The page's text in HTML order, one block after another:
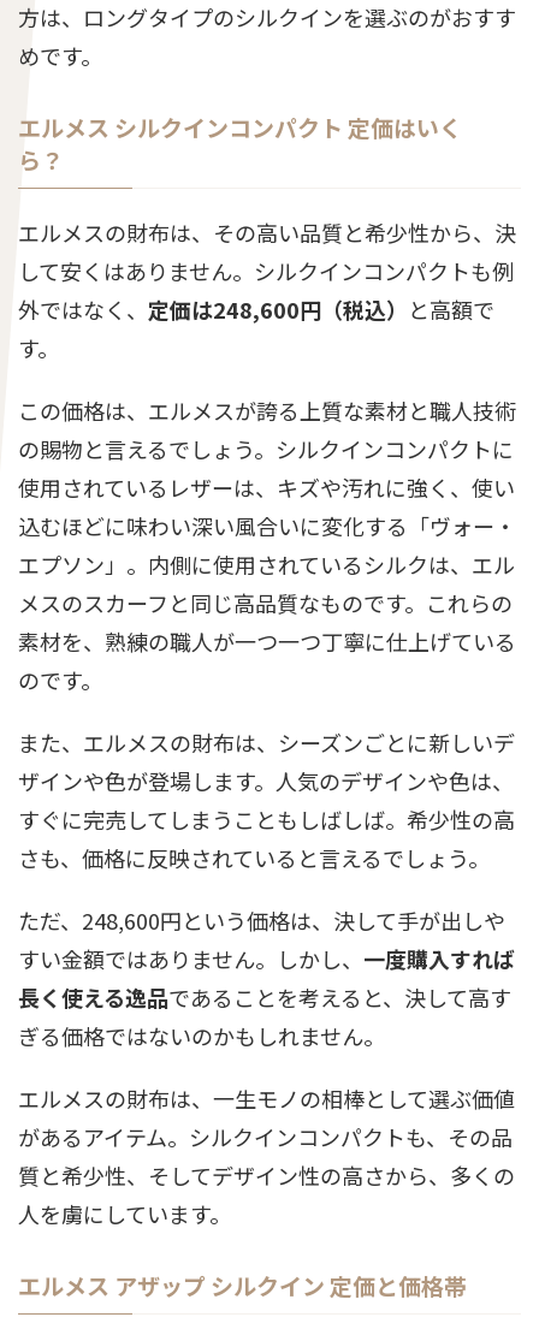
方は、ロングタイプのシルクインを選ぶのがおすす
めです。
エルメス シルクインコンパクト 定価はいく
ら？
エルメスの財布は、その高い品質と希少性から、決
して安くはありません。シルクインコンパクトも例
外ではなく、 定価は248,600円（税込） と高額で
す。
この価格は、エルメスが誇る上質な素材と職人技術
の賜物と言えるでしょう。シルクインコンパクトに
使用されているレザーは、キズや汚れに強く、使い
込むほどに味わい深い風合いに変化する「ヴォー・
エプソン」。内側に使用されているシルクは、エル
メスのスカーフと同じ高品質なものです。これらの
素材を、熟練の職人が一つ一つ丁寧に仕上げている
のです。
また、エルメスの財布は、シーズンごとに新しいデ
ザインや色が登場します。人気のデザインや色は、
すぐに完売してしまうこともしばしば。希少性の高
さも、価格に反映されていると言えるでしょう。
ただ、248,600円という価格は、決して手が出しや
すい金額ではありません。しかし、 一度購入すれば
長く使える逸品であることを考えると、決して高す
ぎる価格ではないのかもしれません。
エルメスの財布は、一生モノの相棒として選ぶ価値
があるアイテム。シルクインコンパクトも、その品
質と希少性、そしてデザイン性の高さから、多くの
人を虜にしています。
エルメス アザップ シルクイン 定価と価格帯